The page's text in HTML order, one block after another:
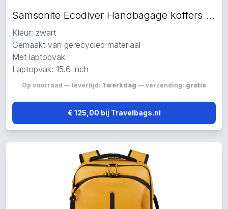
Samsonite Ecodiver Handbagage koffers zwart
Kleur: zwart
Gemaakt van gerecycled materiaal
Met laptopvak
Laptopvak: 15.6 inch
Op voorraad — levertijd: 1 werkdag — verzending: gratis
€ 125,00 bij Travelbags.nl